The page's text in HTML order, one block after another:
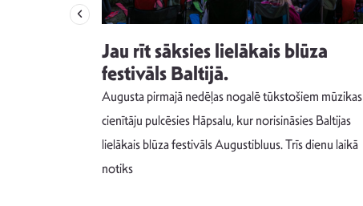
Jau rīt sāksies lielākais blūza
festivāls Baltijā.
Augusta pirmajā nedēļas nogalē tūkstošiem mūzikas
cienītāju pulcēsies Hāpsalu, kur norisināsies Baltijas
lielākais blūza festivāls Augustibluus. Trīs dienu laikā
notiks